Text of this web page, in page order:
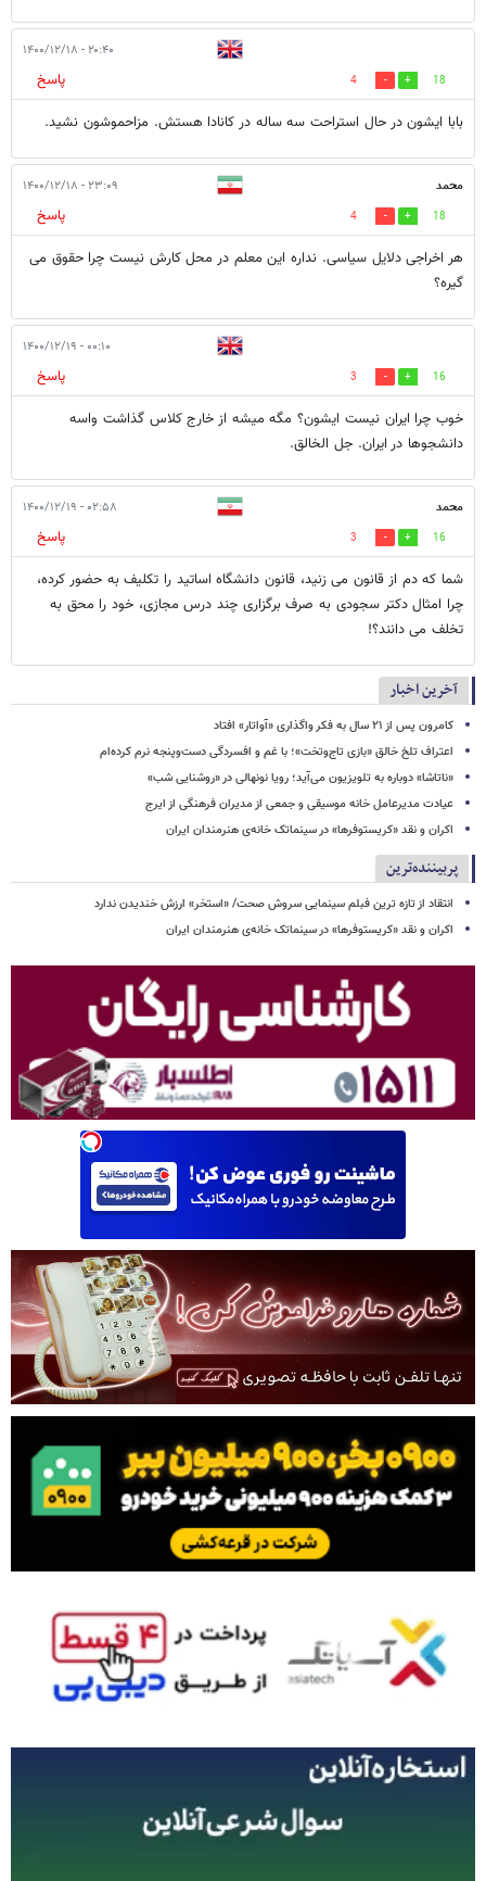
۲۰:۴۰ - ۱۴۰۰/۱۲/۱۸
18
4
پاسخ
بابا ایشون در حال استراحت سه ساله در کانادا هستش. مزاحموشون نشید.
محمد ۲۳:۰۹ - ۱۴۰۰/۱۲/۱۸
18
4
پاسخ
هر اخراجی دلایل سیاسی. نداره این معلم در محل کارش نیست چرا حقوق می
گیره؟
۰۰:۱۰ - ۱۴۰۰/۱۲/۱۹
16
3
پاسخ
خوب چرا ایران نیست ایشون؟ مگه میشه از خارج کلاس گذاشت واسه
دانشجوها در ایران. جل الخالق.
محمد ۰۲:۵۸ - ۱۴۰۰/۱۲/۱۹
16
3
پاسخ
شما که دم از قانون می زنید، قانون دانشگاه اساتید را تکلیف به حضور کرده،
چرا امثال دکتر سجودی به صرف برگزاری چند درس مجازی، خود را محق به
تخلف می دانند؟!
آخرین اخبار
کامرون پس از ۲۱ سال به فکر واگذاری «آواتار» افتاد
اعتراف تلخ خالق «بازی تاج‌وتخت»؛ با غم و افسردگی دست‌وپنجه نرم کرده‌ام
«ناتاشا» دوباره به تلویزیون می‌آید؛ رویا نونهالی در «روشنایی شب»
عیادت مدیرعامل خانه موسیقی و جمعی از مدیران فرهنگی از ایرج
اکران و نقد «کریستوفرها» در سینماتک خانه‌ی هنرمندان ایران
پربیننده‌ترین
انتقاد از تازه ترین فبلم سینمایی سروش صحت/ «استخر» ارزش خندیدن ندارد
اکران و نقد «کریستوفرها» در سینماتک خانه‌ی هنرمندان ایران